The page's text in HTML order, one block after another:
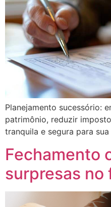
Planejamento sucessório:
patrimônio, reduzir
tranquila e segura para
Fechamento
surpresas no